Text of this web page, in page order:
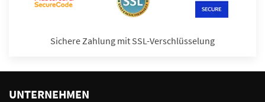
Sichere Zahlung mit SSL-Verschlüsselung
UNTERNEHMEN